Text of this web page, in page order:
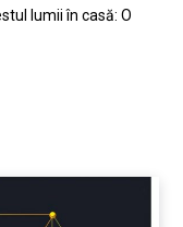
lumii în casă: O